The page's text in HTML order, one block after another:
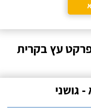
עץ בקרית
גושני